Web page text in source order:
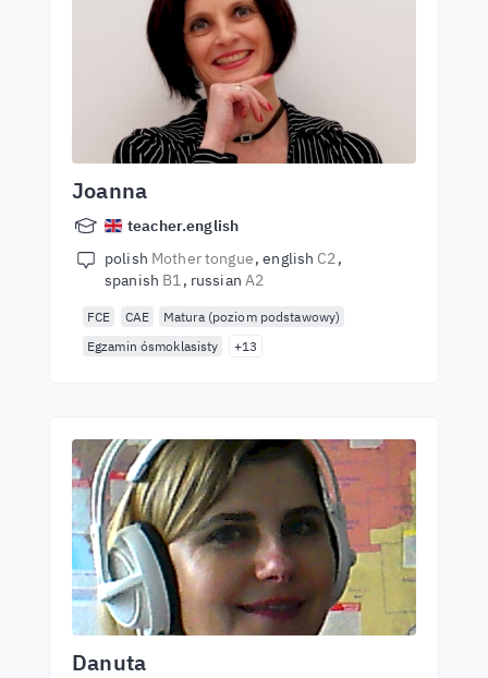
Joanna
teacher.english
polish Mother tongue english C2
spanish B1 russian A2
FCE CAE
Matura (poziom podstawowy)
Egzamin ósmoklasisty
+13
Danuta